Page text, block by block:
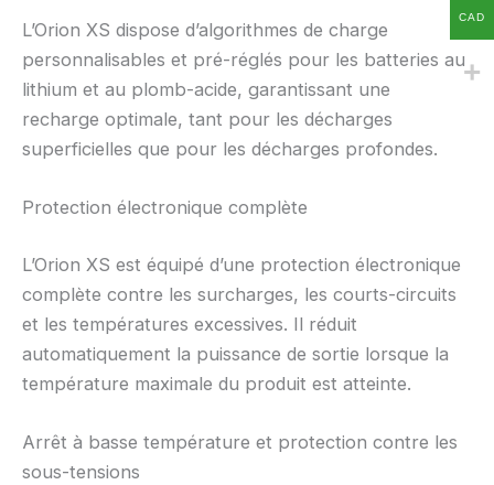
L’Orion XS dispose d’algorithmes de charge
personnalisables et pré-réglés pour les batteries au
lithium et au plomb-acide, garantissant une
recharge optimale, tant pour les décharges
superficielles que pour les décharges profondes.
Protection électronique complète
L’Orion XS est équipé d’une protection électronique
complète contre les surcharges, les courts-circuits
et les températures excessives. Il réduit
automatiquement la puissance de sortie lorsque la
température maximale du produit est atteinte.
Arrêt à basse température et protection contre les
sous-tensions
CAD